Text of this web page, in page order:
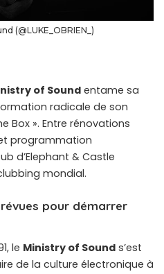
(@LUKE_OBRIEN_)
of Sound entame sa
radicale de son
Box ». Entre rénovations
programmation
d’Elephant & Castle
mondial.
pour démarrer
le Ministry of Sound s’est
de la culture électronique à